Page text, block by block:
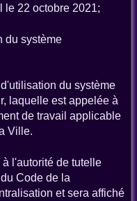
le 22 octobre 2021;
du système
du système
laquelle est appelée à
de travail applicable
Ville.
l'autorité de tutelle
Code de la
et sera affiché